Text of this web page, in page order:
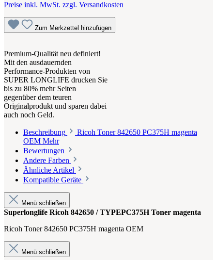
Preise inkl. MwSt. zzgl. Versandkosten
Zum Merkzettel hinzufügen
Premium-Qualität neu definiert!
Mit den ausdauernden
Performance-Produkten von
SUPER LONGLIFE drucken Sie
bis zu 80% mehr Seiten
gegenüber dem teuren
Originalprodukt und sparen dabei
auch noch Geld.
Beschreibung
Ricoh Toner 842650 PC375H magenta
OEM Mehr
Bewertungen
Andere Farben
Ähnliche Artikel
Kompatible Geräte
Menü schließen
Superlonglife Ricoh 842650 / TYPEPC375H Toner magenta
Ricoh Toner 842650 PC375H magenta OEM
Menü schließen